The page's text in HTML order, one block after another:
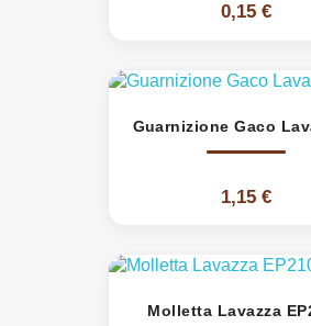
0,15 €
Guarnizione Gaco
1,15 €
Molletta Lavazza